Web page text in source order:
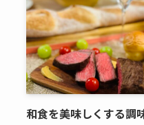
和食を美味しくする調